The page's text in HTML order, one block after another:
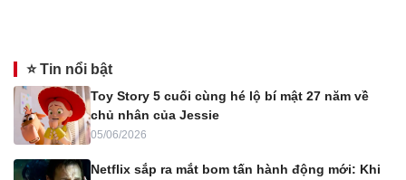
⭐ Tin nổi bật
Toy Story 5 cuối cùng hé lộ bí mật 27 năm về
chủ nhân của Jessie
05/06/2026
Netflix sắp ra mắt bom tấn hành động mới: Khi